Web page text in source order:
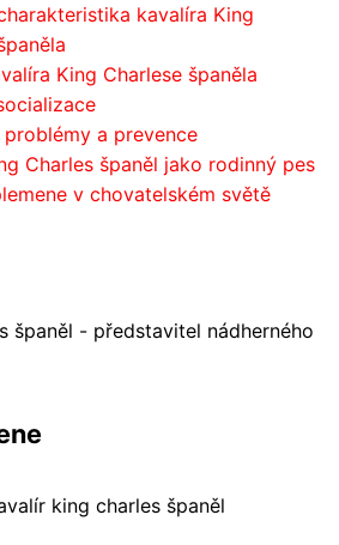
kavalíra King
King Charlese španěla
a prevence
Charles španěl jako rodinný pes
v chovatelském světě
španěl - představitel nádherného
king charles španěl